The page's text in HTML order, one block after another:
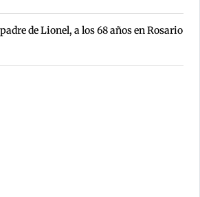
de Lionel, a los 68 años en Rosario